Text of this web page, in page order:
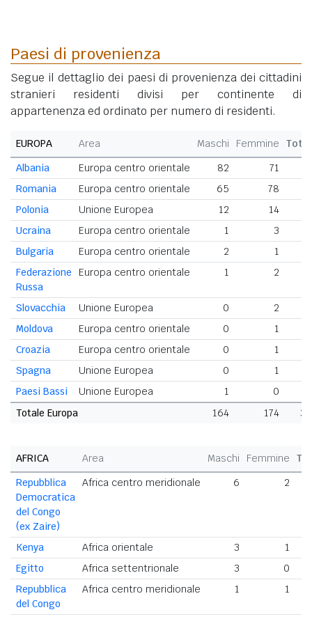
Paesi di provenienza
Segue il dettaglio dei paesi di provenienza dei cittadini
stranieri residenti divisi per continente di
appartenenza ed ordinato per numero di residenti.
EUROPA Area Maschi Femmine
Albania
Europa centro orientale 82 71
Romania
Europa centro orientale 65 78
Polonia
Unione Europea 12 14
Ucraina
Europa centro orientale 1
3
Bulgaria
Europa centro orientale 2
1
Federazione
Russa
Europa centro orientale 1 2
Slovacchia Unione Europea 0
2
Moldova
Europa centro orientale 0
1
Croazia
Europa centro orientale 0
1
Spagna
Unione Europea 0
1
Paesi Bassi
Unione Europea 1
0
Totale Europa
164 174
AFRICA Area Maschi Femmine
Repubblica
Democratica
del Congo
(ex Zaire)
Africa centro meridionale 6 2
Kenya Africa orientale 3
1
Egitto
Africa settentrionale 3
0
Repubblica
del Congo
Africa centro meridionale 1 1